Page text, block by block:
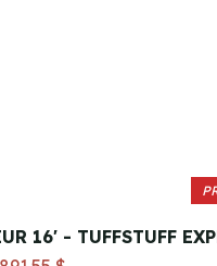
16' - TUFFSTUFF